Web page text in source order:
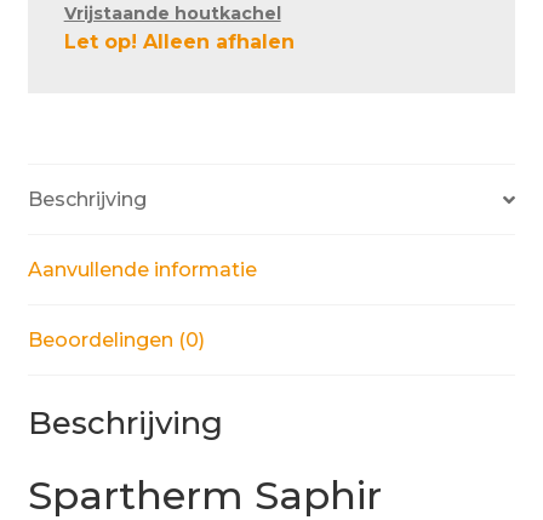
Sample Page
Winkelmand
Vrijstaande houtkachel
Let op! Alleen afhalen
Beschrijving
Aanvullende informatie
Beoordelingen (0)
Beschrijving
Spartherm Saphir